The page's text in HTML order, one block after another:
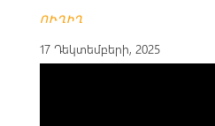
ՈՒՂԻՂ
17 Դեկտեմբերի, 2025